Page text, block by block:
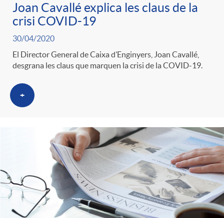
Joan Cavallé explica les claus de la
crisi COVID-19
30/04/2020
El Director General de Caixa d’Enginyers, Joan Cavallé,
desgrana les claus que marquen la crisi de la COVID-19.
+